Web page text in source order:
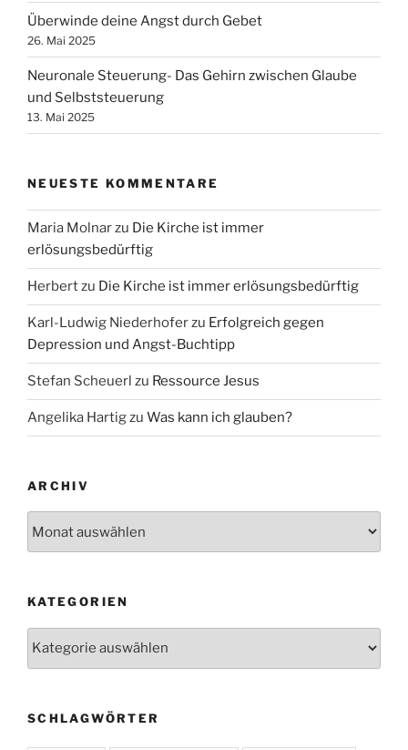
Überwinde deine Angst durch Gebet
26. Mai 2025
Neuronale Steuerung- Das Gehirn zwischen Glaube
und Selbststeuerung
13. Mai 2025
NEUESTE KOMMENTARE
Maria Molnarzu Die Kirche ist immer
erlösungsbedürftig
Herbertzu Die Kirche ist immer erlösungsbedürftig
Karl-Ludwig Niederhoferzu Erfolgreich gegen
Depression und Angst-Buchtipp
Stefan Scheuerl zu Ressource Jesus
Angelika Hartigzu Was kann ich glauben?
ARCHIV
KATEGORIEN
SCHLAGWÖRTER